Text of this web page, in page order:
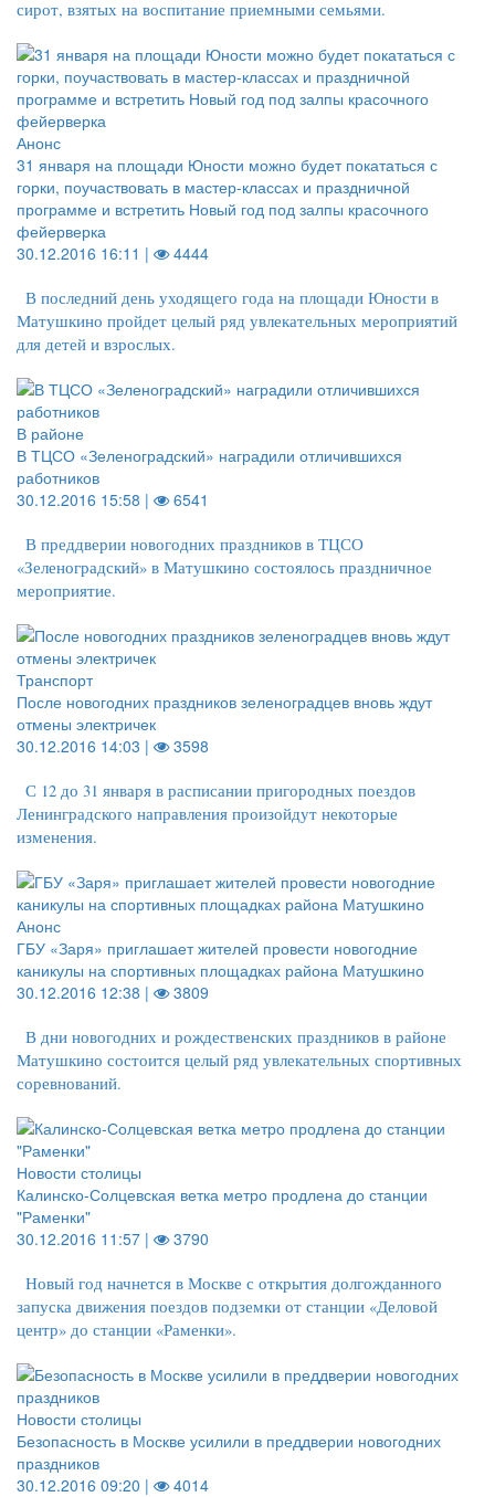
сирот, взятых на воспитание приемными семьями.
Анонс
31 января на площади Юности можно будет покататься с
горки, поучаствовать в мастер-классах и праздничной
программе и встретить Новый год под залпы красочного
фейерверка
30.12.2016 16:11 |
4444
В последний день уходящего года на площади Юности в
Матушкино пройдет целый ряд увлекательных мероприятий
для детей и взрослых.
В районе
В ТЦСО «Зеленоградский» наградили отличившихся
работников
30.12.2016 15:58 |
6541
В преддверии новогодних праздников в ТЦСО
«Зеленоградский» в Матушкино состоялось праздничное
мероприятие.
Транспорт
После новогодних праздников зеленоградцев вновь ждут
отмены электричек
30.12.2016 14:03 |
3598
С 12 до 31 января в расписании пригородных поездов
Ленинградского направления произойдут некоторые
изменения.
Анонс
ГБУ «Заря» приглашает жителей провести новогодние
каникулы на спортивных площадках района Матушкино
30.12.2016 12:38 |
3809
В дни новогодних и рождественских праздников в районе
Матушкино состоится целый ряд увлекательных спортивных
соревнований.
Новости столицы
Калинско-Солцевская ветка метро продлена до станции
"Раменки"
30.12.2016 11:57 |
3790
Новый год начнется в Москве с открытия долгожданного
запуска движения поездов подземки от станции «Деловой
центр» до станции «Раменки».
Новости столицы
Безопасность в Москве усилили в преддверии новогодних
праздников
30.12.2016 09:20 |
4014